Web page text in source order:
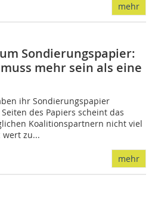
mehr
Sondierungspapier:
mehr sein als eine
ihr Sondierungspapier
des Papiers scheint das
Koalitionspartnern nicht viel
wert zu...
mehr